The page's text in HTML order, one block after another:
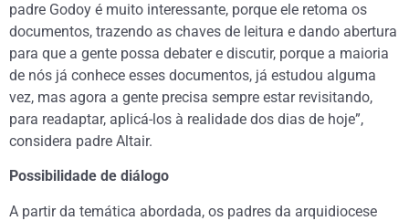
padre Godoy é muito interessante, porque ele retoma os
documentos, trazendo as chaves de leitura e dando abertura
para que a gente possa debater e discutir, porque a maioria
de nós já conhece esses documentos, já estudou alguma
vez, mas agora a gente precisa sempre estar revisitando,
para readaptar, aplicá-los à realidade dos dias de hoje”,
considera padre Altair.
Possibilidade de diálogo
A partir da temática abordada, os padres da arquidiocese